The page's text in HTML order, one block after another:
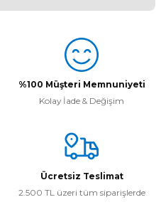
%100 Müşteri Memnuniyeti
Kolay İade & Değişim
Ücretsiz Teslimat
2.500 TL üzeri tüm siparişlerde